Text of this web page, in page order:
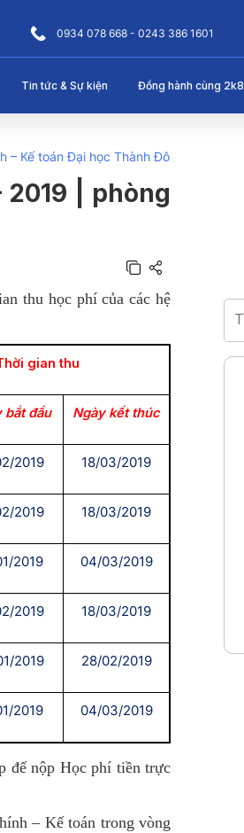
0934 078 668 - 0243 386 1601
Tin tức & Sự kiện Đồng hành cùng 2k8
– Kế toán Đại học Thành Đô
| phòng
thu học phí của các hệ
gian thu
bắt đầu Ngày kết thúc
2019 18/03/2019
2019 18/03/2019
2019 04/03/2019
2019 18/03/2019
2019 28/02/2019
2019 04/03/2019
để nộp Học phí tiền trực
– Kế toán trong vòng